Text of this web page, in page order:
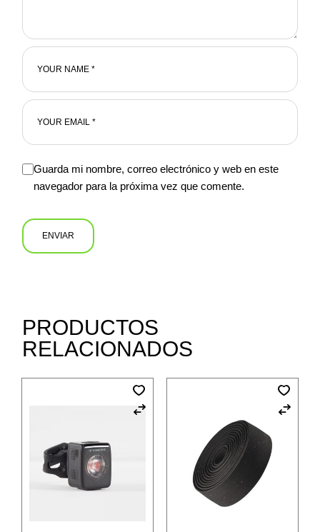
Guarda mi nombre, correo electrónico y web en este
navegador para la próxima vez que comente.
ENVIAR
PRODUCTOS
RELACIONADOS